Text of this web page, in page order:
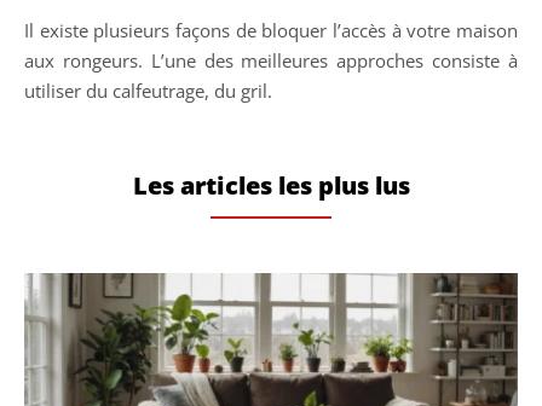
Il existe plusieurs façons de bloquer l’accès à votre maison
aux rongeurs. L’une des meilleures approches consiste à
utiliser du calfeutrage, du gril.
Les articles les plus lus